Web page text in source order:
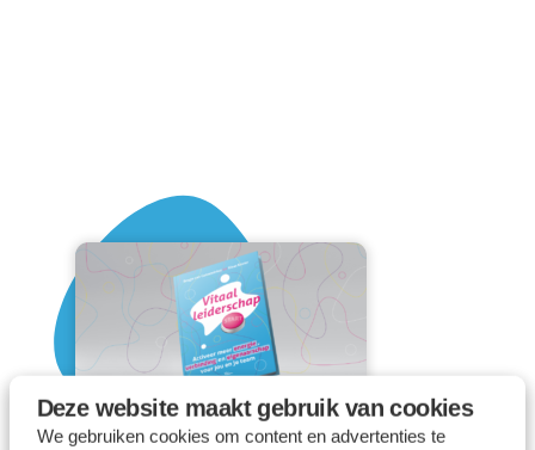
Deze website maakt gebruik van cookies
We gebruiken cookies om content en advertenties te